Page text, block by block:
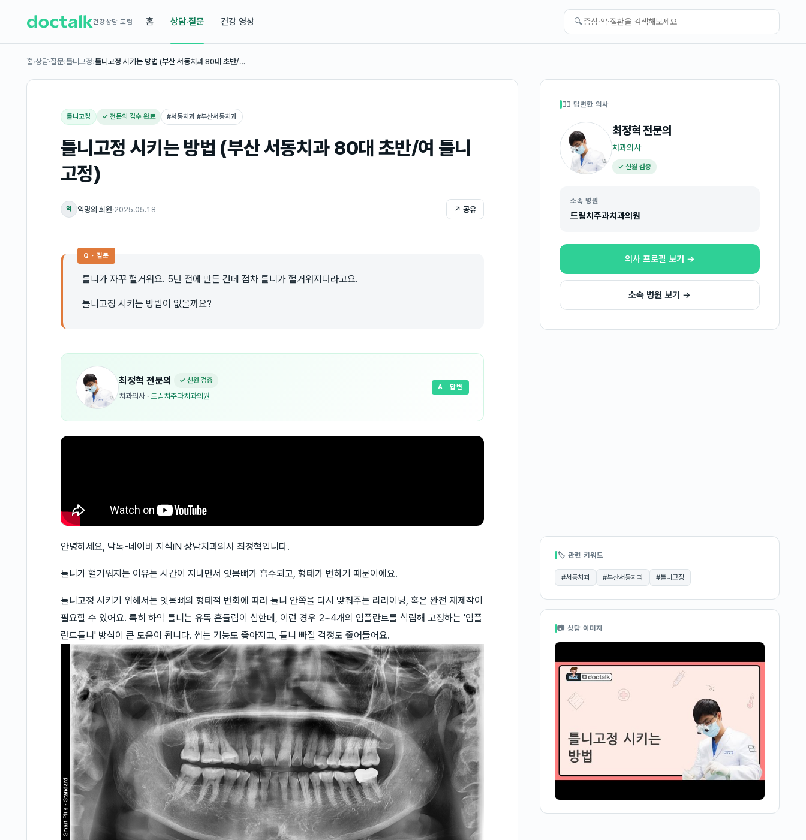
건강상담 포럼 홈 상담·질문 건강 영상 🔍
홈›상담·질문›틀니고정›틀니고정 시키는 방법 (부산 서동치과 80대 초반/…
틀니고정 ✓ 전문의 검수 완료 #서동치과 #부산서동치과
틀니고정 시키는 방법 (부산 서동치과 80대 초반/여 틀니
고정)
익 익명의 회원·2025.05.18 ↗ 공유
Q · 질문
틀니가 자꾸 헐거워요. 5년 전에 만든 건데 점차 틀니가 헐거워지더라고요.
틀니고정 시키는 방법이 없을까요?
최정혁 전문의 ✓ 신원 검증
치과의사 · 드림치주과치과의원
A · 답변
안녕하세요, 닥톡-네이버 지식iN 상담치과의사 최정혁입니다.
틀니가 헐거워지는 이유는 시간이 지나면서 잇몸뼈가 흡수되고, 형태가 변하기 때문이에요.
틀니고정 시키기 위해서는 잇몸뼈의 형태적 변화에 따라 틀니 안쪽을 다시 맞춰주는 리라이닝, 혹은 완전 재제작이
필요할 수 있어요. 특히 하악 틀니는 유독 흔들림이 심한데, 이런 경우 2~4개의 임플란트를 식립해 고정하는 '임플
란트틀니' 방식이 큰 도움이 됩니다. 씹는 기능도 좋아지고, 틀니 빠질 걱정도 줄어들어요.
👩‍⚕️ 답변한 의사
최정혁전문의
치과의사
✓ 신원 검증
소속 병원
드림치주과치과의원
의사 프로필 보기 →
소속 병원 보기 →
🏷 관련 키워드
#서동치과 #부산서동치과 #틀니고정
📷 상담 이미지